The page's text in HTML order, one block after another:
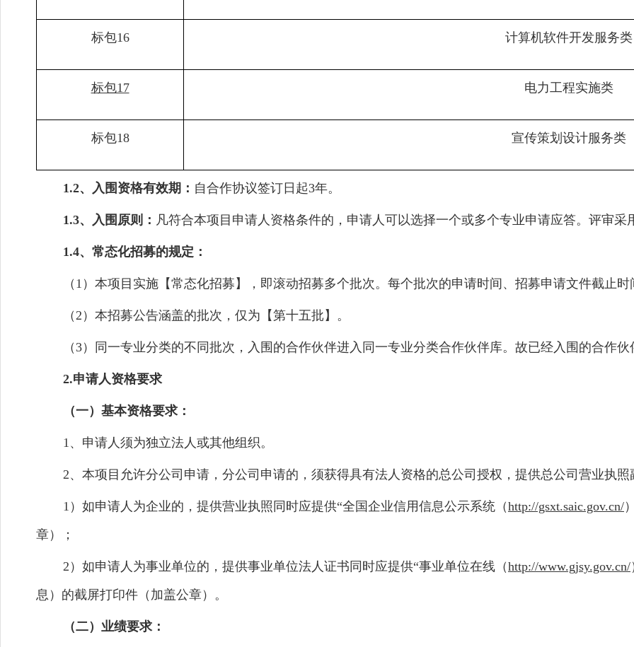
标包16 计算机软件开发服务类
标包17 电力工程实施类
标包18 宣传策划设计服务类
1.2、入围资格有效期： 自合作协议签订日起3年。
1.3、入围原则： 凡符合本项目申请人资格条件的，申请人可以选择一个或多个专业申请应答。评审采
1.4、 常态化招募的规定：
（1）本项目实施【常态化招募】，即滚动招募多个批次。每个批次的申请时间、招募申请文件截止时
（2）本招募公告涵盖的批次，仅为【第十五批】。
（3）同一专业分类的不同批次，入围的合作伙伴进入同一专业分类合作伙伴库。故已经入围的合作
2.申请人资格要求
（一）基本资格要求：
1、申请人须为独立法人或其他组织。
2、本项目允许分公司申请，分公司申请的，须获得具有法人资格的总公司授权，提供总公司营业执
1）如申请人为企业的，提供营业执照同时应提供“全国企业信用信息公示系统（http://gsxt.saic.gov.cn/
章）；
2）如申请人为事业单位的，提供事业单位法人证书同时应提供“事业单位在线（http://www.gjsy.gov.cn/
息）的截屏打印件（加盖公章）。
（二）业绩要求：